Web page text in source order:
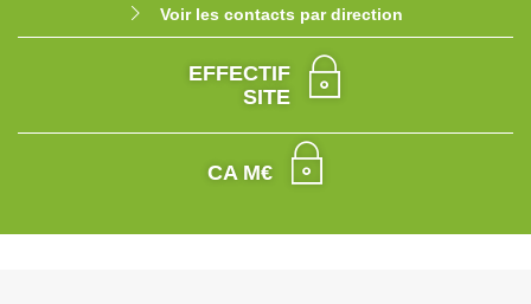
Voir les contacts par direction
EFFECTIF
SITE
CA M€